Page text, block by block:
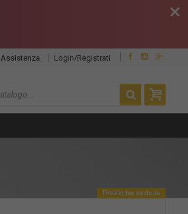
close
Assistenza Login/Registrati
Prezzi Iva esclusa